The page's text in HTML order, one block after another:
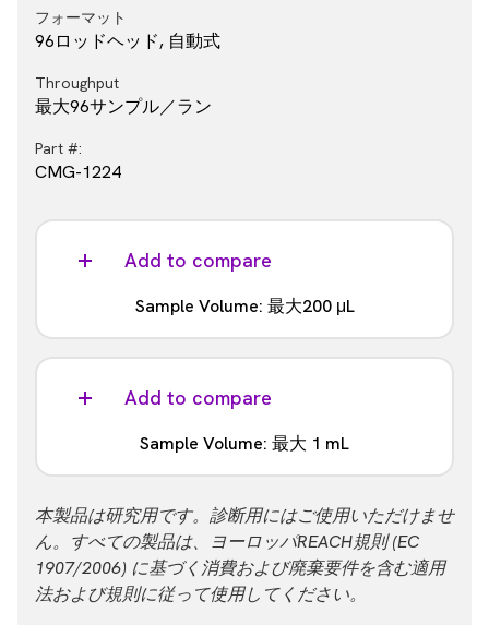
Part #:
CMG-124
フォーマット
96ロッドヘッド, 自動式
Throughput
最大96サンプル／ラン
Part #:
CMG-1224
Add to compare
Sample Volume: 最大200 μL
フォーマット
自動式
最大12サンプル／ラン
CMG-2042
Add to compare
Sample Volume: 最大 1 mL
フォーマット
24本ロッドヘッド, 自動式
Throughput
最大24サンプル／ラン
本製品は研究用です。診断用にはご使用いただけませ
ん。すべての製品は、ヨーロッパREACH規則 (EC
1907/2006) に基づく消費および廃棄要件を含む適用
法および規則に従って使用してください。